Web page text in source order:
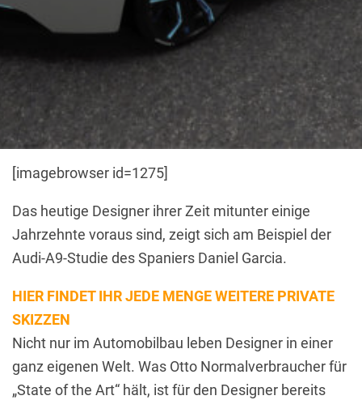
[imagebrowser id=1275]
Das heutige Designer ihrer Zeit mitunter einige
Jahrzehnte voraus sind, zeigt sich am Beispiel der
Audi-A9-Studie des Spaniers Daniel Garcia.
HIER FINDET IHR JEDE MENGE WEITERE PRIVATE
SKIZZEN
Nicht nur im Automobilbau leben Designer in einer
ganz eigenen Welt. Was Otto Normalverbraucher für
„State of the Art“ hält, ist für den Designer bereits